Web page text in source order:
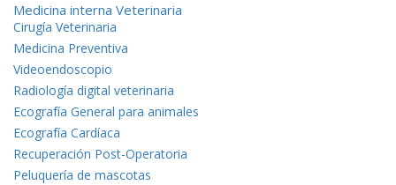
Medicina interna Veterinaria
Cirugía Veterinaria
Medicina Preventiva
Videoendoscopio
Radiología digital veterinaria
Ecografía General para animales
Ecografía Cardíaca
Recuperación Post-Operatoria
Peluquería de mascotas